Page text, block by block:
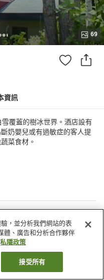
69
資訊
覆蓋的樹冰世界。酒店設有
奶嬰兒或有過敏症的客人提
菜食材。
幢禁煙
自動販賣機
膳宿公寓 基拉之星
，並分析我們網站的表
體、廣告和分析合作夥伴
私隱政策
接受所有